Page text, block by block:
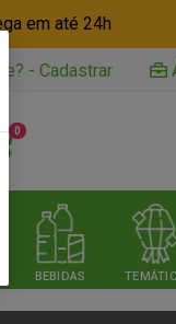
em até 24h
- Cadastrar
0
BEBIDAS